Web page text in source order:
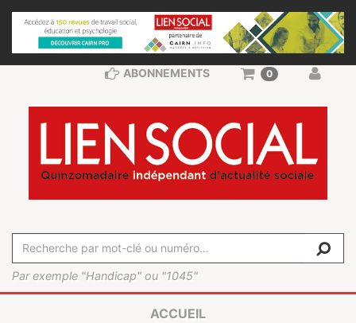
Par exemple "Handicap" ou "1045"
ABONNEMENTS 0
ACCUEIL